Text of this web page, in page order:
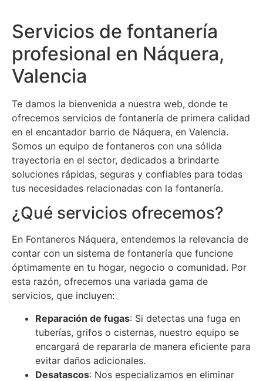
Servicios de fontanería
profesional en Náquera,
Valencia
Te damos la bienvenida a nuestra web, donde te
ofrecemos servicios de fontanería de primera calidad
en el encantador barrio de Náquera, en Valencia.
Somos un equipo de fontaneros con una sólida
trayectoria en el sector, dedicados a brindarte
soluciones rápidas, seguras y confiables para todas
tus necesidades relacionadas con la fontanería.
¿Qué servicios ofrecemos?
En Fontaneros Náquera, entendemos la relevancia de
contar con un sistema de fontanería que funcione
óptimamente en tu hogar, negocio o comunidad. Por
esta razón, ofrecemos una variada gama de
servicios, que incluyen:
Reparación de fugas: Si detectas una fuga en
tuberías, grifos o cisternas, nuestro equipo se
encargará de repararla de manera eficiente para
evitar daños adicionales.
Desatascos: Nos especializamos en eliminar